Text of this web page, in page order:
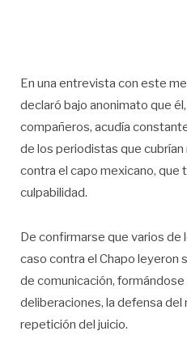
En una entrevista con este
declaró bajo anonimato que
compañeros, acudía
de los periodistas que
contra el capo mexicano, que
culpabilidad.
De confirmarse que varios de
caso contra el Chapo leyeron
de comunicación, formándose
deliberaciones, la defensa del
repetición del juicio.